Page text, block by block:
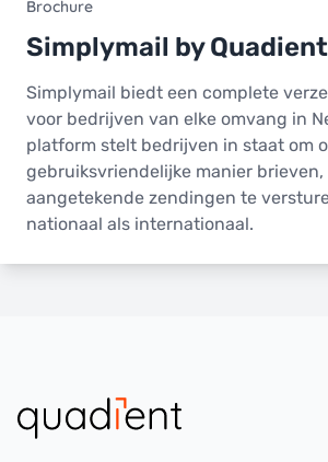
Brochure
Simplymail by Quadient
Simplymail biedt een complete
voor bedrijven van elke omvang in
platform stelt bedrijven in staat om
gebruiksvriendelijke manier
aangetekende zendingen te
nationaal als internationaal.